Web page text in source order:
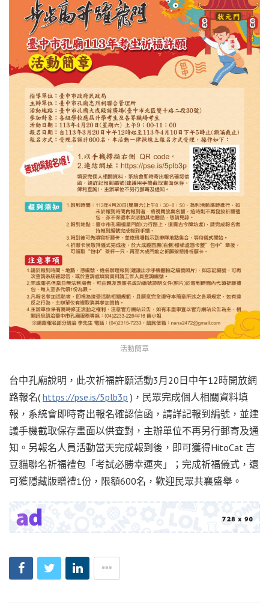
活動簡章
台中孔廟說明，此次祈福許願活動3月20日中午12時開放網
路報名( https://pse.is/5plb3p )，民眾完成個人相關資料填
報，系統會即時寄出報名確認信函，請詳記報到編號，並建
議手機截取保存畫面以供查對，主辦單位不再另行郵寄及通
知。另報名人員活動當天完成報到後，即可獲得HitoCat 吉
豆貓聯名祈福禮包「考試必勝幸運夾」；完成祈福儀式，還
可獲隱藏版贈禮1份，限額600名，歡迎民眾共襄盛舉。